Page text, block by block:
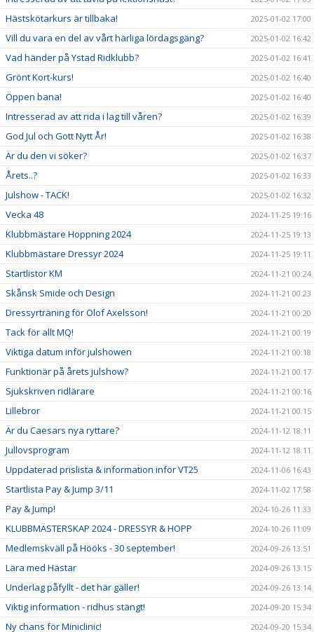
Hästskötarkurs är tillbaka! 2025-01-02 17:00
Vill du vara en del av vårt härliga lördagsgäng? 2025-01-02 16:42
Vad händer på Ystad Ridklubb? 2025-01-02 16:41
Grönt Kort-kurs! 2025-01-02 16:40
Öppen bana! 2025-01-02 16:40
Intresserad av att rida i lag till våren? 2025-01-02 16:39
God Jul och Gott Nytt År! 2025-01-02 16:38
Är du den vi söker? 2025-01-02 16:37
Årets..? 2025-01-02 16:33
Julshow - TACK! 2025-01-02 16:32
Vecka 48 2024-11-25 19:16
Klubbmästare Hoppning 2024 2024-11-25 19:13
Klubbmästare Dressyr 2024 2024-11-25 19:11
Startlistor KM 2024-11-21 00:24
Skånsk Smide och Design 2024-11-21 00:23
Dressyrträning för Olof Axelsson! 2024-11-21 00:20
Tack för allt MQ! 2024-11-21 00:19
Viktiga datum inför julshowen 2024-11-21 00:18
Funktionär på årets julshow? 2024-11-21 00:17
Sjukskriven ridlärare 2024-11-21 00:16
Lillebror 2024-11-21 00:15
Är du Caesars nya ryttare? 2024-11-12 18:11
Jullovsprogram 2024-11-12 18:11
Uppdaterad prislista & information inför VT25 2024-11-06 16:43
Startlista Pay & Jump 3/11 2024-11-02 17:58
Pay & Jump! 2024-10-26 11:33
KLUBBMÄSTERSKAP 2024 - DRESSYR & HOPP 2024-10-26 11:09
Medlemskväll på Hööks - 30 september! 2024-09-26 13:51
Lära med Hästar 2024-09-26 13:15
Underlag påfyllt - det här gäller! 2024-09-26 13:14
Viktig information - ridhus stängt! 2024-09-20 15:34
Ny chans för Miniclinic! 2024-09-20 15:34